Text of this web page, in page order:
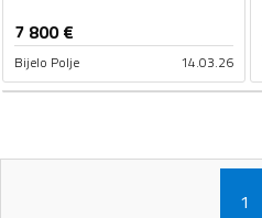
7 800€
Bijelo Polje 14.03.26
1